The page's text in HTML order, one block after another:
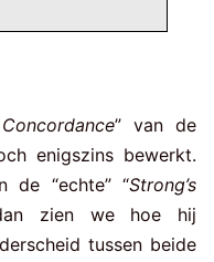
” van de
enigszins bewerkt.
de “echte” “Strong’s
zien we hoe hij
tussen beide